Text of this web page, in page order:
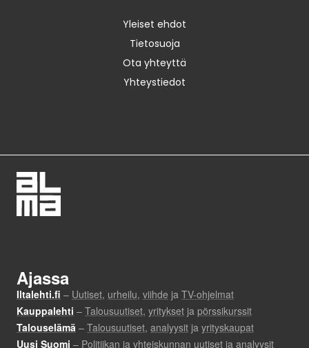
Yleiset ehdot
Tietosuoja
Ota yhteyttä
Yhteystiedot